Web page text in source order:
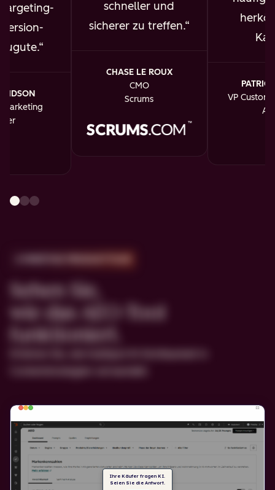
schneller und
sicherer zu treffen.
CHASE LE ROUX
CMO
Scrums
VP
Sehen Sie,
wie das AEO-Tool
funktioniert.